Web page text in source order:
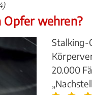
wehren?
Stalking-
20.000